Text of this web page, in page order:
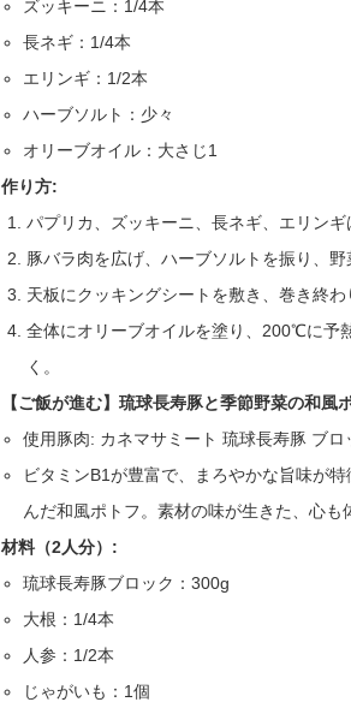
ズッキーニ：1/4本
長ネギ：1/4本
エリンギ：1/2本
ハーブソルト：少々
オリーブオイル：大さじ1
作り方:
パプリカ、ズッキーニ、長ネギ、エリンギ
豚バラ肉を広げ、ハーブソルトを振り、
天板にクッキングシートを敷き、巻き終わ
全体にオリーブオイルを塗り、200℃に予
く。
【ご飯が進む】琉球長寿豚と季節野菜の和風
使用豚肉: カネマサミート 琉球長寿豚 ブロ
ビタミンB1が豊富で、まろやかな旨味が
んだ和風ポトフ。素材の味が生きた、心も
材料（2人分）:
琉球長寿豚ブロック：300g
大根：1/4本
人参：1/2本
じゃがいも：1個